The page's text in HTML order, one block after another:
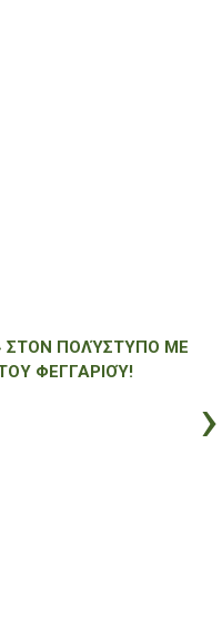
ΣΤΟΝ ΠΟΛΎΣΤΥΠΟ ΜΕ
ΦΕΓΓΑΡΙΟΎ!
›